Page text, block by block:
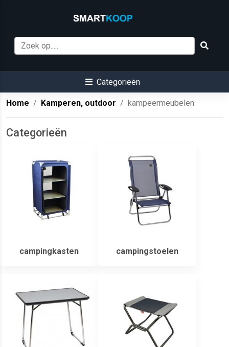
Categorieën
Home Kamperen, outdoor kampeermeubelen
Categorieën
campingkasten campingstoelen